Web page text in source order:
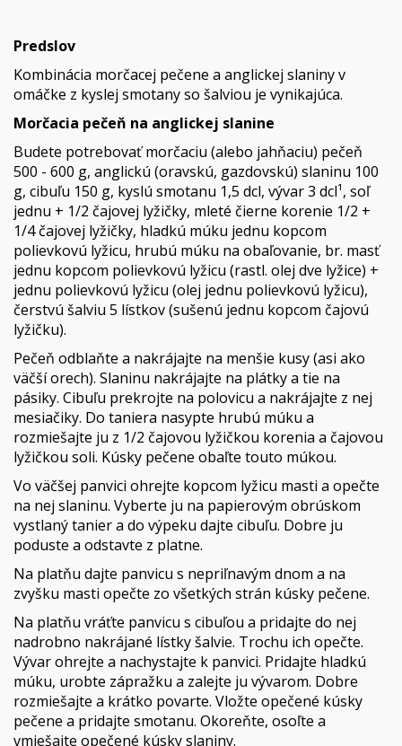
Predslov
Kombinácia morčacej pečene a anglickej slaniny v
omáčke z kyslej smotany so šalviou je vynikajúca.
Morčacia pečeň na anglickej slanine
Budete potrebovať morčaciu (alebo jahňaciu) pečeň
500 - 600 g, anglickú (oravskú, gazdovskú) slaninu 100
g, cibuľu 150 g, kyslú smotanu 1,5 dcl, vývar 3 dcl¹, soľ
jednu + 1/2 čajovej lyžičky, mleté čierne korenie 1/2 +
1/4 čajovej lyžičky, hladkú múku jednu kopcom
polievkovú lyžicu, hrubú múku na obaľovanie, br. masť
jednu kopcom polievkovú lyžicu (rastl. olej dve lyžice) +
jednu polievkovú lyžicu (olej jednu polievkovú lyžicu),
čerstvú šalviu 5 lístkov (sušenú jednu kopcom čajovú
lyžičku).
Pečeň odblaňte a nakrájajte na menšie kusy (asi ako
väčší orech). Slaninu nakrájajte na plátky a tie na
pásiky. Cibuľu prekrojte na polovicu a nakrájajte z nej
mesiačiky. Do taniera nasypte hrubú múku a
rozmiešajte ju z 1/2 čajovou lyžičkou korenia a čajovou
lyžičkou soli. Kúsky pečene obaľte touto múkou.
Vo väčšej panvici ohrejte kopcom lyžicu masti a opečte
na nej slaninu. Vyberte ju na papierovým obrúskom
vystlaný tanier a do výpeku dajte cibuľu. Dobre ju
poduste a odstavte z platne.
Na platňu dajte panvicu s nepriľnavým dnom a na
zvyšku masti opečte zo všetkých strán kúsky pečene.
Na platňu vráťte panvicu s cibuľou a pridajte do nej
nadrobno nakrájané lístky šalvie. Trochu ich opečte.
Vývar ohrejte a nachystajte k panvici. Pridajte hladkú
múku, urobte zápražku a zalejte ju vývarom. Dobre
rozmiešajte a krátko povarte. Vložte opečené kúsky
pečene a pridajte smotanu. Okoreňte, osoľte a
vmiešajte opečené kúsky slaniny.